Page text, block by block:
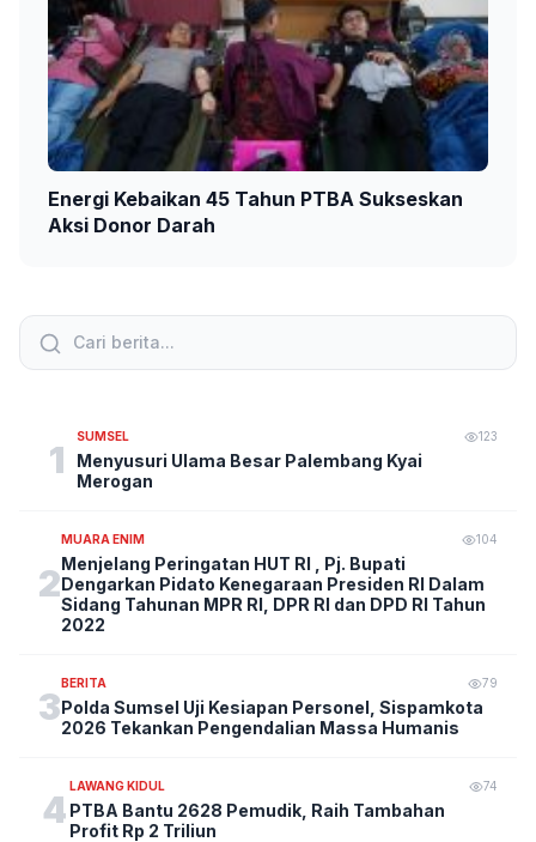
Energi Kebaikan 45 Tahun PTBA Sukseskan
Aksi Donor Darah
1
SUMSEL 123
Menyusuri Ulama Besar Palembang Kyai
Merogan
2
MUARA ENIM 104
Menjelang Peringatan HUT RI , Pj. Bupati
Dengarkan Pidato Kenegaraan Presiden RI Dalam
Sidang Tahunan MPR RI, DPR RI dan DPD RI Tahun
2022
3
BERITA 79
Polda Sumsel Uji Kesiapan Personel, Sispamkota
2026 Tekankan Pengendalian Massa Humanis
4
LAWANG KIDUL 74
PTBA Bantu 2628 Pemudik, Raih Tambahan
Profit Rp 2 Triliun